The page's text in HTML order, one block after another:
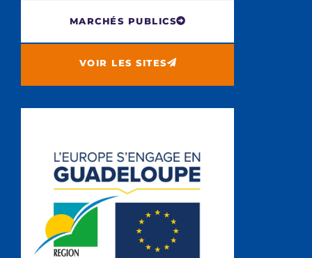
MARCHÉS PUBLICS
VOIR LES SITES